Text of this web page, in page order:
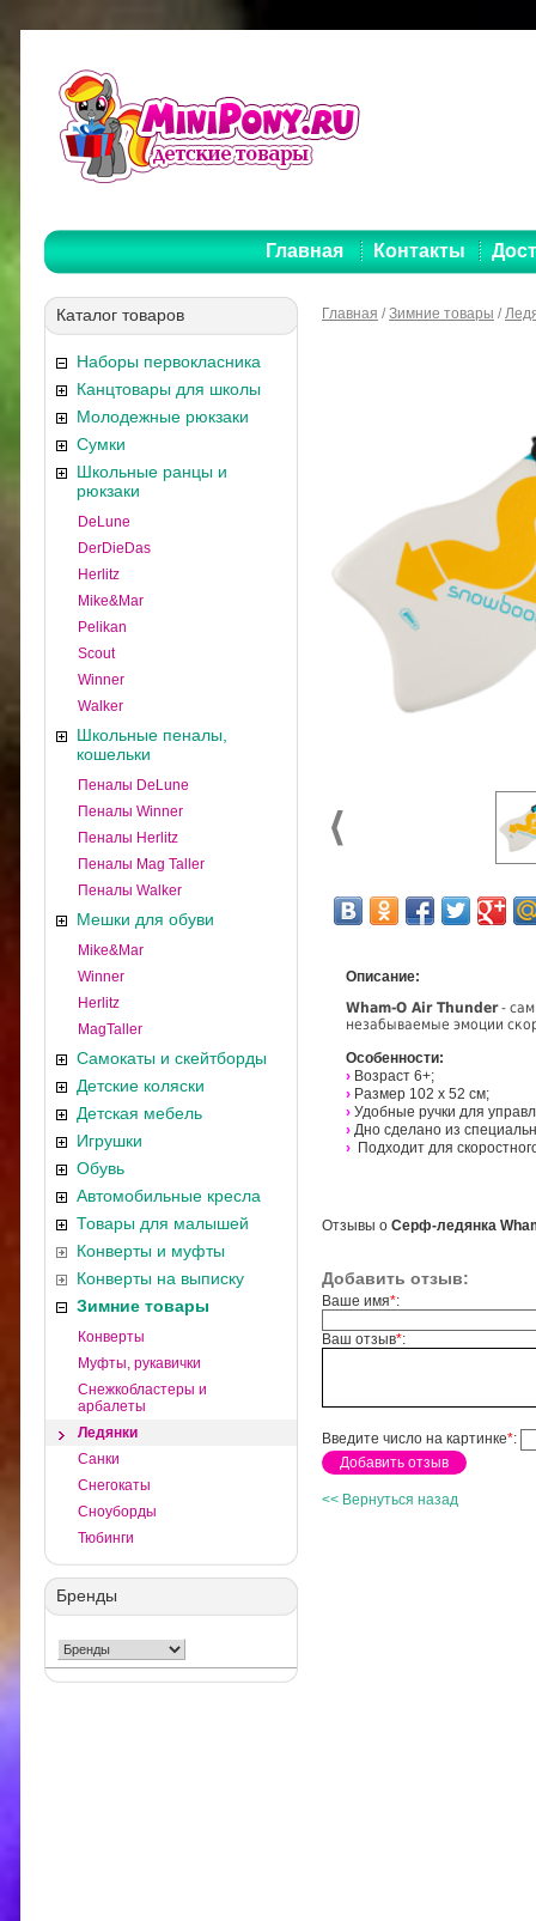
Главная Контакты
Каталог товаров
Наборы первокласника
Канцтовары для школы
Молодежные рюкзаки
Сумки
Школьные ранцы и
рюкзаки
DeLune
DerDieDas
Herlitz
Mike&Mar
Pelikan
Scout
Winner
Walker
Школьные пеналы,
кошельки
Пеналы DeLune
Пеналы Winner
Пеналы Herlitz
Пеналы Mag Taller
Пеналы Walker
Мешки для обуви
Mike&Mar
Winner
Herlitz
MagTaller
Самокаты и скейтборды
Детские коляски
Детская мебель
Игрушки
Обувь
Автомобильные кресла
Товары для малышей
Конверты и муфты
Конверты на выписку
Зимние товары
Конверты
Муфты, рукавички
Снежкобластеры и
арбалеты
Ледянки
Санки
Снегокаты
Сноуборды
Тюбинги
Бренды
Главная /Зимние товары /
Описание:
Wham-O Air Thunder-
незабываемые эмоции
Особенности:
› Возраст 6+;
› Размер 102 х 52 см;
› Удобные ручки для
› Дно сделано из
› Подходит для
Отзывы о Серф-ледянка
Добавить отзыв:
Ваше имя*:
Ваш отзыв*:
Введите число на картинке*:
<< Вернуться назад